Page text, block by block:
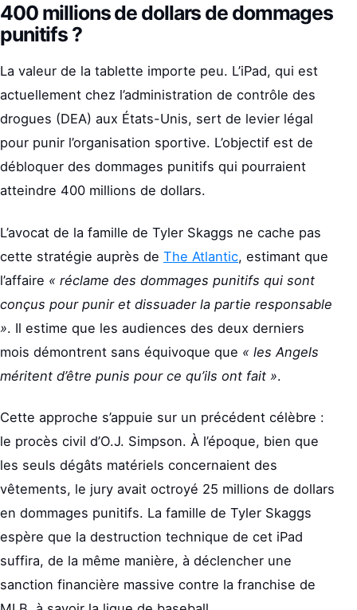
400 millions de dollars de dommages
punitifs ?
La valeur de la tablette importe peu. L’iPad, qui est
actuellement chez l’administration de contrôle des
drogues (DEA) aux États-Unis, sert de levier légal
pour punir l’organisation sportive. L’objectif est de
débloquer des dommages punitifs qui pourraient
atteindre 400 millions de dollars.
L’avocat de la famille de Tyler Skaggs ne cache pas
cette stratégie auprès de The Atlantic, estimant que
l’affaire « réclame des dommages punitifs qui sont
conçus pour punir et dissuader la partie responsable
». Il estime que les audiences des deux derniers
mois démontrent sans équivoque que « les Angels
méritent d’être punis pour ce qu’ils ont fait ».
Cette approche s’appuie sur un précédent célèbre :
le procès civil d’O.J. Simpson. À l’époque, bien que
les seuls dégâts matériels concernaient des
vêtements, le jury avait octroyé 25 millions de dollars
en dommages punitifs. La famille de Tyler Skaggs
espère que la destruction technique de cet iPad
suffira, de la même manière, à déclencher une
sanction financière massive contre la franchise de